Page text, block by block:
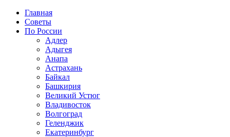
Главная
Советы
По России
Адлер
Адыгея
Анапа
Астрахань
Байкал
Башкирия
Великий Устюг
Владивосток
Волгоград
Геленджик
Екатеринбург